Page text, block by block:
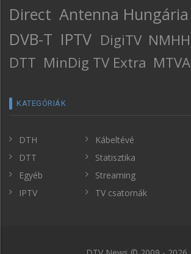
Direct Antenna Hungária
DVB-T IPTV DigiTV NMHH
DTT MinDig TV Extra MTVA
KATEGÓRIÁK
DTH
DTT
Egyéb
IPTV
Kábeltévé
Statisztika
Streaming
TV csatornák